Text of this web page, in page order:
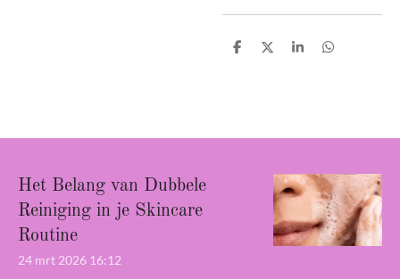
D
D
S
D
Het Belang van Dubbele
Reiniging in je Skincare
Routine
24 mrt 2026 16:12